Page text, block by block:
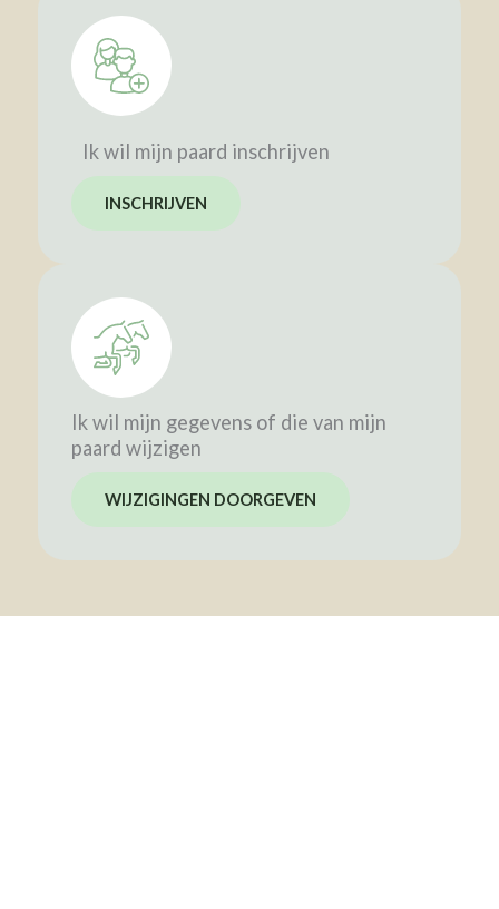
Ik wil mijn paard inschrijven
INSCHRIJVEN
Ik wil mijn gegevens of die van mijn
paard wijzigen
WIJZIGINGEN DOORGEVEN